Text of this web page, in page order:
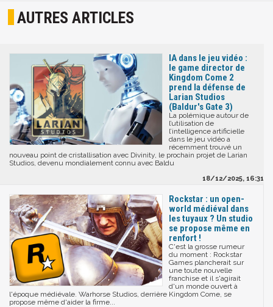
AUTRES ARTICLES
IA dans le jeu vidéo :
le game director de
Kingdom Come 2
prend la défense de
Larian Studios
(Baldur's Gate 3)
La polémique autour de
l’utilisation de
l’intelligence artificielle
dans le jeu vidéo a
récemment trouvé un
nouveau point de cristallisation avec Divinity, le prochain projet de Larian
Studios, devenu mondialement connu avec Baldu
18/12/2025, 16:31
Rockstar : un open-
world médiéval dans
les tuyaux ? Un studio
se propose même en
renfort !
C'est la grosse rumeur
du moment : Rockstar
Games plancherait sur
une toute nouvelle
franchise et il s'agirait
d'un monde ouvert à
l'époque médiévale. Warhorse Studios, derrière Kingdom Come, se
propose même d'aider la firme...